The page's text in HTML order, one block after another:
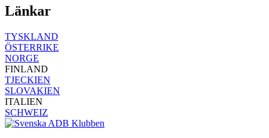
Länkar
TYSKLAND
ÖSTERRIKE
NORGE
FINLAND
TJECKIEN
SLOVAKIEN
ITALIEN
SCHWEIZ